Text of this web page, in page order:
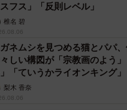
フス」「反則レベル」
椎名 碧
ネムシを見つめる猫とパパ
しい構図が「宗教画のよう
「ていうかライオンキング」
梨木 香奈